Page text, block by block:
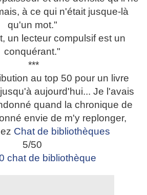
à ce qui n'était jusque-là
qu'un mot."
un lecteur compulsif est un
conquérant."
***
au top 50 pour un livre
aujourd'hui... Je l'avais
quand la chronique de
envie de m'y replonger,
Chat de bibliothèques
5/50